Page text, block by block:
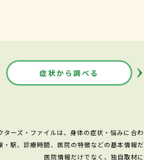
症状から調べる
ターズ・ファイルは、身体の症状・悩みに合
・駅、診療時間、医院の特徴などの基本情報
医院情報だけでなく、独自取材